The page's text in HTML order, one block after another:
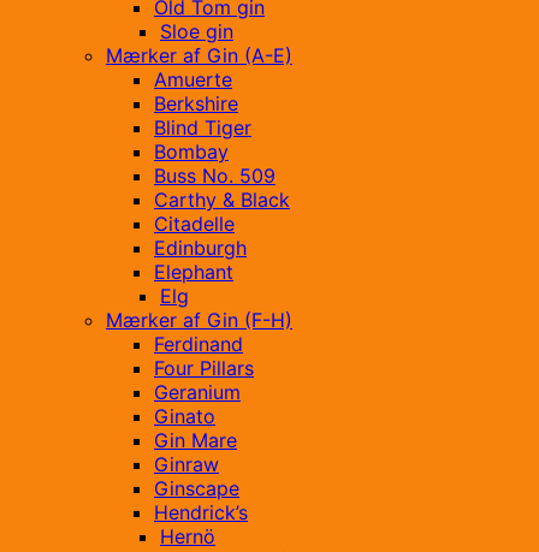
Old Tom gin
Sloe gin
Mærker af Gin (A-E)
Amuerte
Berkshire
Blind Tiger
Bombay
Buss No. 509
Carthy & Black
Citadelle
Edinburgh
Elephant
Elg
Mærker af Gin (F-H)
Ferdinand
Four Pillars
Geranium
Ginato
Gin Mare
Ginraw
Ginscape
Hendrick’s
Hernö